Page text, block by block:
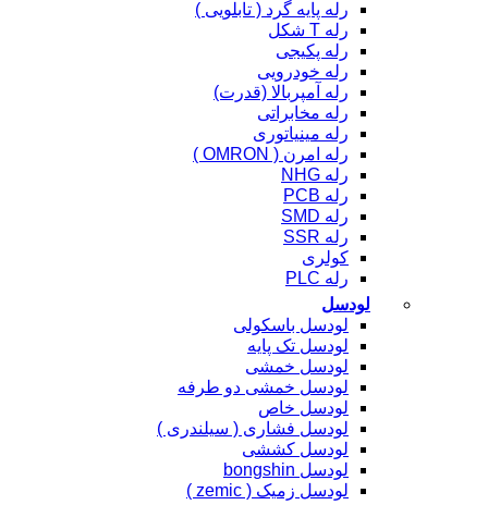
رله پایه گرد ( تابلویی )
رله T شکل
رله پکیجی
رله خودرویی
رله آمپربالا (قدرت)
رله مخابراتی
رله مینیاتوری
رله امرن ( OMRON )
رله NHG
رله PCB
رله SMD
رله SSR
کولری
رله PLC
لودسل
لودسل باسکولی
لودسل تک پایه
لودسل خمشی
لودسل خمشی دو طرفه
لودسل خاص
لودسل فشاری ( سیلندری )
لودسل کششی
لودسل bongshin
لودسل زمیک ( zemic )